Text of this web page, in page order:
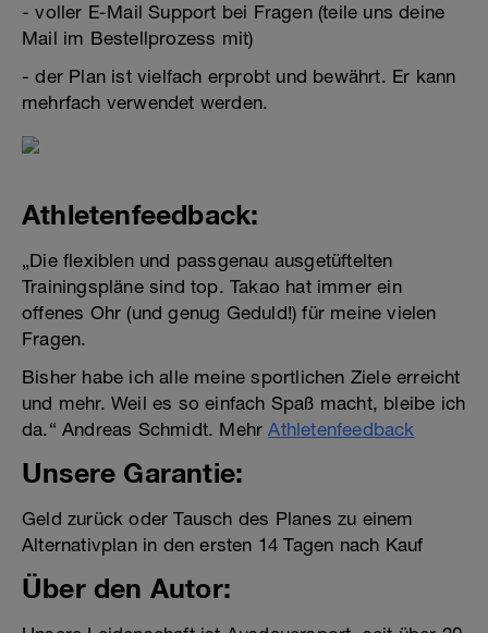
- voller E-Mail Support bei Fragen (teile uns deine
Mail im Bestellprozess mit)
- der Plan ist vielfach erprobt und bewährt. Er kann
mehrfach verwendet werden.
Athletenfeedback:
„Die flexiblen und passgenau ausgetüftelten
Trainingspläne sind top. Takao hat immer ein
offenes Ohr (und genug Geduld!) für meine vielen
Fragen.
Bisher habe ich alle meine sportlichen Ziele erreicht
und mehr. Weil es so einfach Spaß macht, bleibe ich
da.“ Andreas Schmidt. MehrAthletenfeedback
Unsere Garantie:
Geld zurück oder Tausch des Planes zu einem
Alternativplan in den ersten 14 Tagen nach Kauf
Über den Autor: